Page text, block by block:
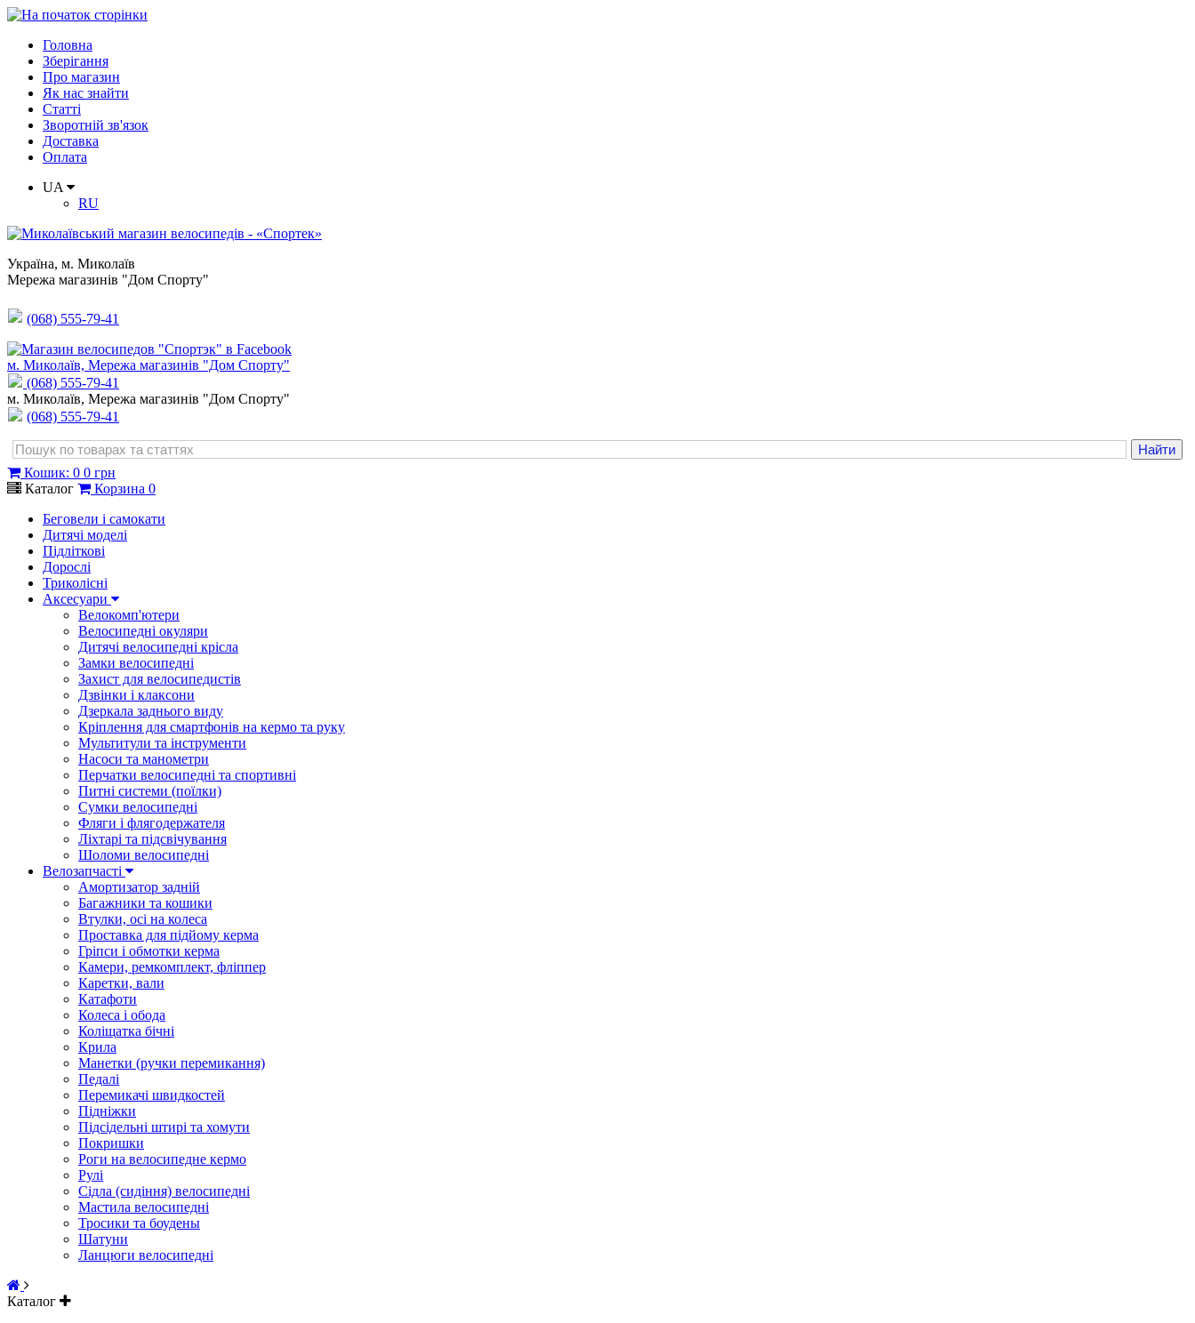
Головна
Зберігання
Про магазин
Як нас знайти
Статті
Зворотній зв'язок
Доставка
Оплата
UA
RU
Україна, м. Миколаїв
Мережа магазинів "Дом Спорту"
(068) 555-79-41
м. Миколаїв, Мережа магазинів "Дом Спорту"
(068) 555-79-41
м. Миколаїв, Мережа магазинів "Дом Спорту"
(068) 555-79-41
Кошик: 0 0 грн
Каталог
Корзина 0
Беговели і самокати
Дитячі моделі
Підліткові
Дорослі
Триколісні
Аксесуари
Велокомп'ютери
Велосипедні окуляри
Дитячі велосипедні крісла
Замки велосипедні
Захист для велосипедистів
Дзвінки і клаксони
Дзеркала заднього виду
Кріплення для смартфонів на кермо та руку
Мультитули та інструменти
Насоси та манометри
Перчатки велосипедні та спортивні
Питні системи (поїлки)
Сумки велосипедні
Фляги і флягодержателя
Ліхтарі та підсвічування
Шоломи велосипедні
Велозапчасті
Амортизатор задній
Багажники та кошики
Втулки, осі на колеса
Проставка для підйому керма
Гріпси і обмотки керма
Камери, ремкомплект, фліппер
Каретки, вали
Катафоти
Колеса і обода
Коліщатка бічні
Крила
Манетки (ручки перемикання)
Педалі
Перемикачі швидкостей
Підніжки
Підсідельні штирі та хомути
Покришки
Роги на велосипедне кермо
Рулі
Сідла (сидіння) велосипедні
Мастила велосипедні
Тросики та боудены
Шатуни
Ланцюги велосипедні
Каталог